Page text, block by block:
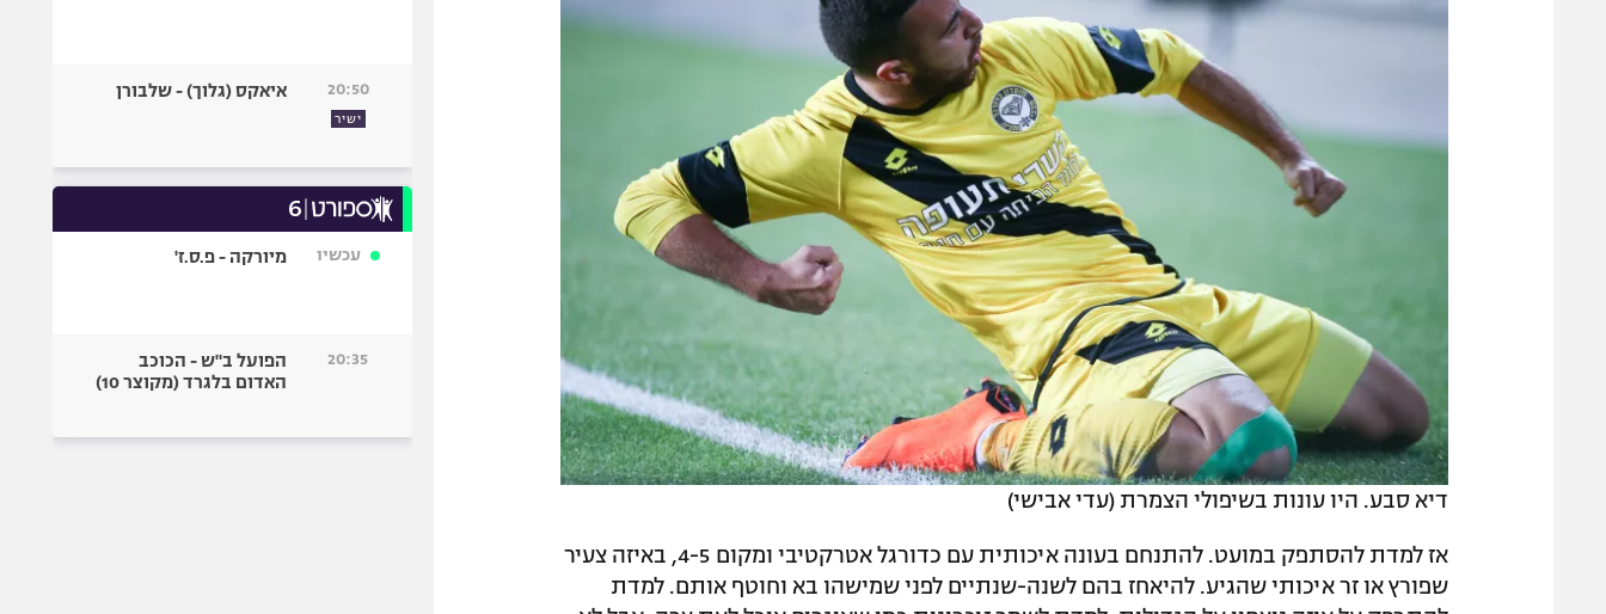
דיא סבע. היו עונות בשיפולי הצמרת (עדי אבישי)
אז למדת להסתפק במועט. להתנחם בעונה איכותית עם כדורגל אטרקטיבי ומקום 4-5, באיזה צעיר
שפורץ או זר איכותי שהגיע. להיאחז בהם לשנה-שנתיים לפני שמישהו בא וחוטף אותם. למדת
20:50
ישיר
איאקס (גלוך) - שלבורן
עכשיו מיורקה - פ.ס.ז'
20:35
הפועל ב"ש - הכוכב
האדום בלגרד (מקוצר 10)